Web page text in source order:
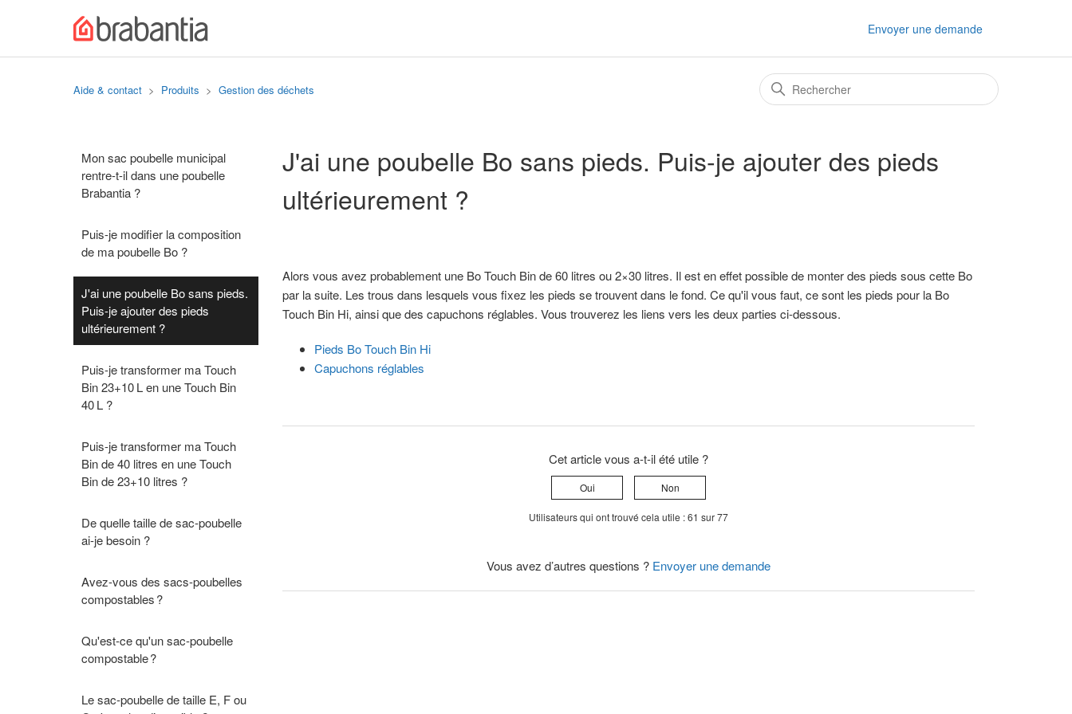
Envoyer une demande
Aide & contact Produits Gestion des déchets
Mon sac poubelle municipal
rentre-t-il dans une poubelle
Brabantia ?
Puis-je modifier la composition
de ma poubelle Bo ?
J'ai une poubelle Bo sans pieds.
Puis-je ajouter des pieds
ultérieurement ?
Puis-je transformer ma Touch
Bin 23+10 L en une Touch Bin
40 L ?
Puis-je transformer ma Touch
Bin de 40 litres en une Touch
Bin de 23+10 litres ?
De quelle taille de sac-poubelle
ai-je besoin ?
Avez-vous des sacs-poubelles
compostables ?
Qu'est-ce qu'un sac-poubelle
compostable ?
Le sac-poubelle de taille E, F ou
J'ai une poubelle Bo sans pieds. Puis-je ajouter des pieds
ultérieurement ?
Alors vous avez probablement une Bo Touch Bin de 60 litres ou 2×30 litres. Il est en effet possible de monter des pieds sous cette Bo
par la suite. Les trous dans lesquels vous fixez les pieds se trouvent dans le fond. Ce qu'il vous faut, ce sont les pieds pour la Bo
Touch Bin Hi, ainsi que des capuchons réglables. Vous trouverez les liens vers les deux parties ci-dessous.
Pieds Bo Touch Bin Hi
Capuchons réglables
Cet article vous a-t-il été utile ?
Oui Non
Utilisateurs qui ont trouvé cela utile : 61 sur 77
Vous avez d’autres questions ? Envoyer une demande